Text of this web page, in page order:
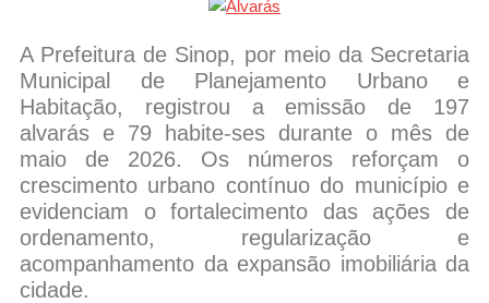
A Prefeitura de Sinop, por meio da Secretaria
Municipal de Planejamento Urbano e
Habitação, registrou a emissão de 197
alvarás e 79 habite-ses durante o mês de
maio de 2026. Os números reforçam o
crescimento urbano contínuo do município e
evidenciam o fortalecimento das ações de
ordenamento, regularização e
acompanhamento da expansão imobiliária da
cidade.